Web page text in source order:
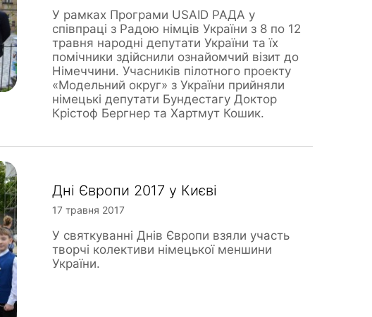
У рамках Програми USAID РАДА у
співпраці з Радою німців України з 8 по 12
травня народні депутати України та їх
помічники здійснили ознайомчий візит до
Німеччини. Учасників пілотного проекту
«Модельний округ» з України прийняли
німецькі депутати Бундестагу Доктор
Крістоф Бергнер та Хартмут Кошик.
Дні Європи 2017 у Києві
17 травня 2017
У святкуванні Днів Європи взяли участь
творчі колективи німецької меншини
України.